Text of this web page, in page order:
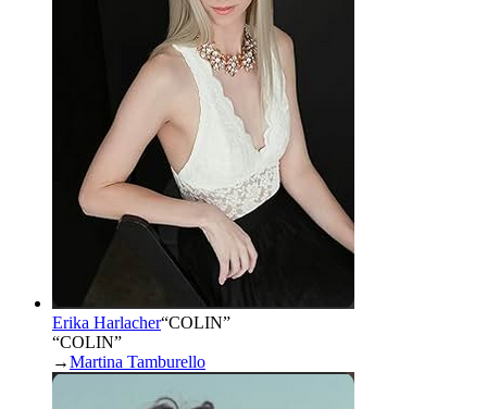
Erika Harlacher“COLIN”
“COLIN”
→Martina Tamburello